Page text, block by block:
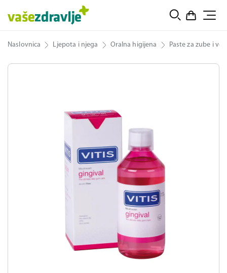
Naslovnica Ljepota i njega Oralna higijena Paste za zube i